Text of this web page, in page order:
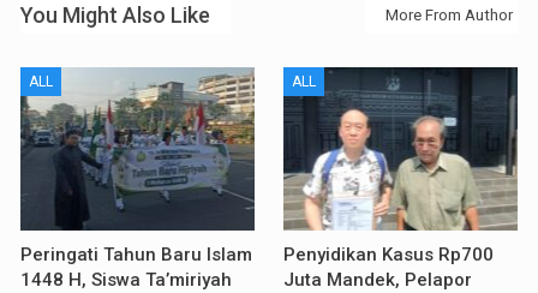
You Might Also Like More From Author
ALL
Peringati Tahun Baru Islam
1448 H, Siswa Ta’miriyah
ALL
Penyidikan Kasus Rp700
Juta Mandek, Pelapor